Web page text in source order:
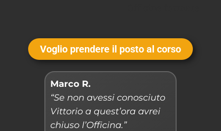
Voglio prendere il posto al corso
Marco R.
“Se non avessi conosciuto
Vittorio a quest’ora avrei
chiuso l’Officina.”